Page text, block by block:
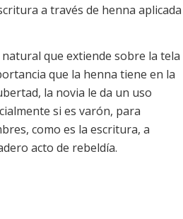
a través de henna aplicada
que extiende sobre la tela
que la henna tiene en la
la novia le da un uso
si es varón, para
como es la escritura, a
acto de rebeldía.